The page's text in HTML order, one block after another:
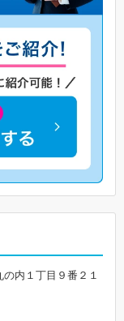
内１丁目９番２１